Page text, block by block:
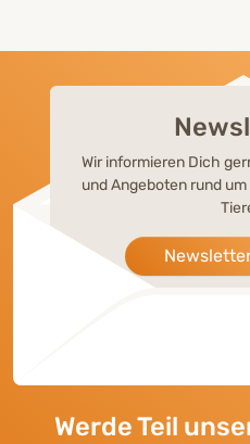
Wir informieren Dich
und Angeboten rund
Werde Teil